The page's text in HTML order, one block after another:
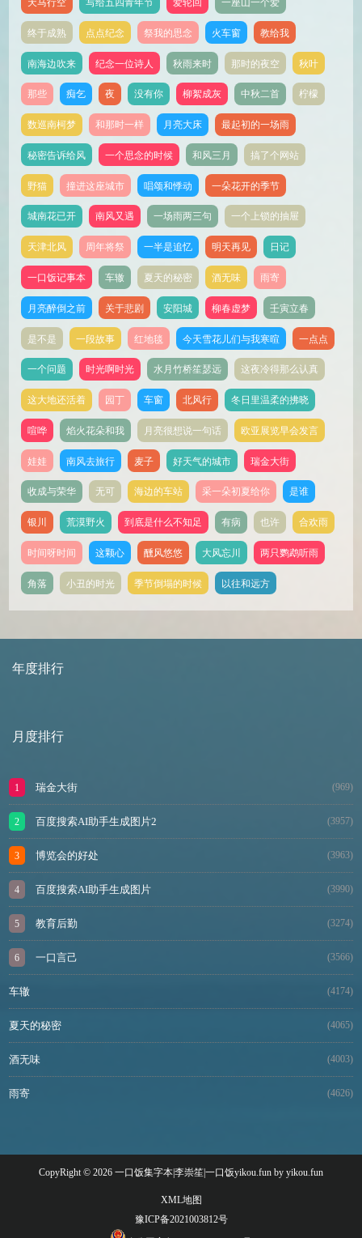
天马行空 写给五四青年节 爱轮回 一座山一个爱
终于成熟 点点纪念 祭我的思念 火车窗 教给我
南海边吹来 纪念一位诗人 秋雨来时 那时的夜空 秋叶
那些 痴乞 夜 没有你 柳絮成灰 中秋二首 柠檬
数巡南柯梦 和那时一样 月亮大床 最起初的一场雨
秘密告诉给风 一个思念的时候 和风三月 搞了个网站
野猫 撞进这座城市 唱颂和悸动 一朵花开的季节
城南花已开 南风又遇 一场雨两三句 一个上锁的抽屉
天津北风 周年将祭 一半是追忆 明天再见 日记
一口饭记事本 车辙 夏天的秘密 酒无味 雨寄
月亮醉倒之前 关于悲剧 安阳城 柳春虚梦 壬寅立春
是不是 一段故事 红地毯 今天雪花儿们与我寒暄 一点点
一个问题 时光啊时光 水月竹桥笙瑟远 这夜冷得那么认真
这大地还活着 园丁 车窗 北风行 冬日里温柔的拂晓
喧哗 焰火花朵和我 月亮很想说一句话 欧亚展览早会发言
娃娃 南风去旅行 麦子 好天气的城市 瑞金大街
收成与荣华 无可 海边的车站 采一朵初夏给你 是谁
银川 荒漠野火 到底是什么不知足 有病 也许 合欢雨
时间呀时间 这颗心 醺风悠悠 大风忘川 两只鹦鹉听雨
角落 小丑的时光 季节倒塌的时候 以往和远方
年度排行
月度排行
瑞金大街 (969)
百度搜索AI助手生成图片2 (3957)
博览会的好处 (3963)
百度搜索AI助手生成图片 (3990)
教育后勤 (3274)
一口言己 (3566)
车辙 (4174)
夏天的秘密 (4065)
酒无味 (4003)
雨寄 (4626)
CopyRight © 2026 一口饭集字本|李崇笙|一口饭yikou.fun by yikou.fun
XML地图
豫ICP备2021003812号